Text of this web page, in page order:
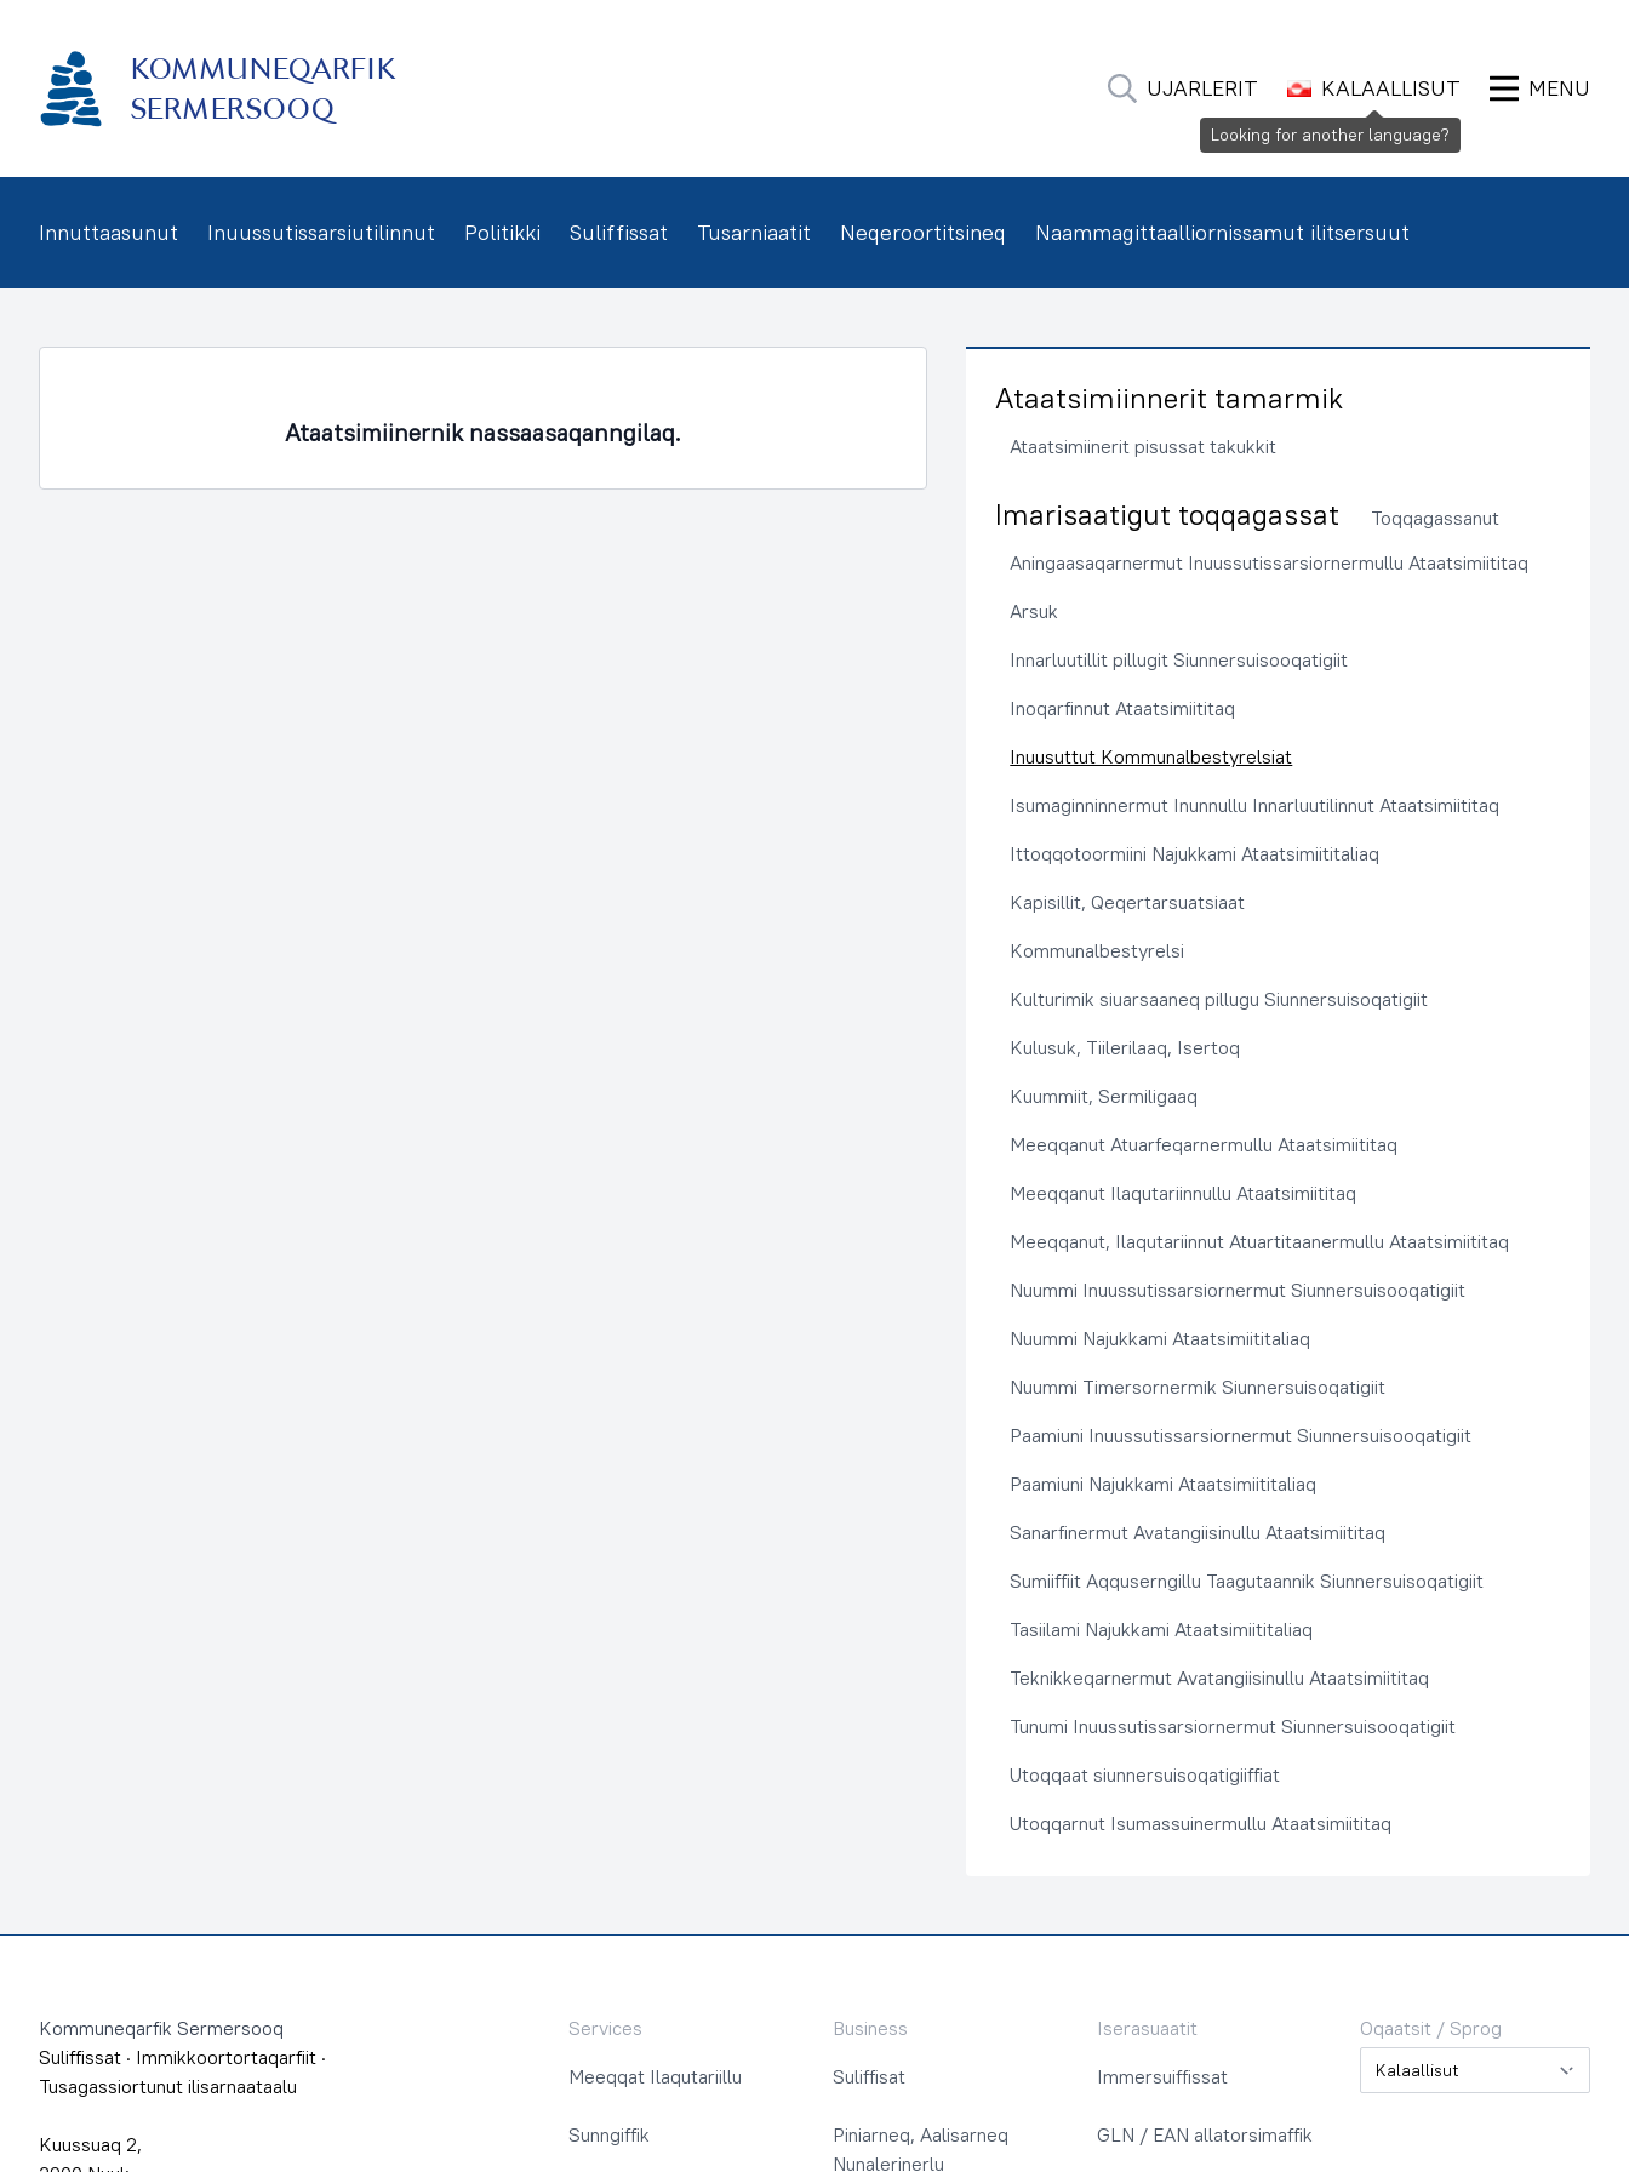
KOMMUNEQARFIK
SERMERSOOQ
UJARLERIT KALAALLISUT MENU
Innuttaasunut Inuussutissarsiutilinnut Politikki Suliffissat Tusarniaatit Neqeroortitsineq Naammagittaalliornissamut ilitsersuut
Ataatsimiinernik nassaasaqanngilaq.
Ataatsimiinnerit tamarmik
Ataatsimiinerit pisussat takukkit
Imarisaatigut toqqagassat
Toqqagassanut
Aningaasaqarnermut Inuussutissarsiornermullu Ataatsimiititaq
Arsuk
Innarluutillit pillugit Siunnersuisooqatigiit
Inoqarfinnut Ataatsimiititaq
Inuusuttut Kommunalbestyrelsiat
Isumaginninnermut Inunnullu Innarluutilinnut Ataatsimiititaq
Ittoqqotoormiini Najukkami Ataatsimiititaliaq
Kapisillit, Qeqertarsuatsiaat
Kommunalbestyrelsi
Kulturimik siuarsaaneq pillugu Siunnersuisoqatigiit
Kulusuk, Tiilerilaaq, Isertoq
Kuummiit, Sermiligaaq
Meeqqanut Atuarfeqarnermullu Ataatsimiititaq
Meeqqanut Ilaqutariinnullu Ataatsimiititaq
Meeqqanut, Ilaqutariinnut Atuartitaanermullu Ataatsimiititaq
Nuummi Inuussutissarsiornermut Siunnersuisooqatigiit
Nuummi Najukkami Ataatsimiititaliaq
Nuummi Timersornermik Siunnersuisoqatigiit
Paamiuni Inuussutissarsiornermut Siunnersuisooqatigiit
Paamiuni Najukkami Ataatsimiititaliaq
Sanarfinermut Avatangiisinullu Ataatsimiititaq
Sumiiffiit Aqquserngillu Taagutaannik Siunnersuisoqatigiit
Tasiilami Najukkami Ataatsimiititaliaq
Teknikkeqarnermut Avatangiisinullu Ataatsimiititaq
Tunumi Inuussutissarsiornermut Siunnersuisooqatigiit
Utoqqaat siunnersuisoqatigiiffiat
Utoqqarnut Isumassuinermullu Ataatsimiititaq
Kommuneqarfik Sermersooq
Suliffissat · Immikkoortortaqarfiit ·
Tusagassiortunut ilisarnaataalu
Kuussuaq 2,
Services
Meeqqat Ilaqutariillu
Sunngiffik
Business
Suliffisat
Piniarneq, Aalisarneq
Nunalerinerlu
Iserasuaatit
Immersuiffissat
GLN / EAN allatorsimaffik
Oqaatsit / Sprog
Oqaatsit / Sprog
Looking for another language?